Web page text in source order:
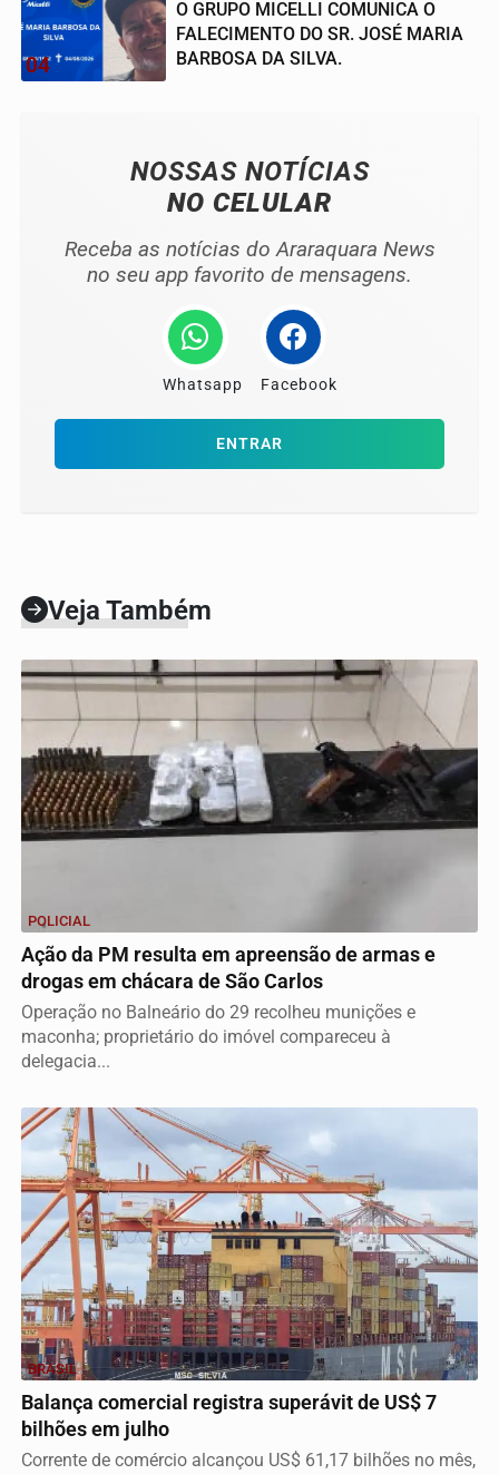
04
O GRUPO MICELLI COMUNICA O
FALECIMENTO DO SR. JOSÉ MARIA
BARBOSA DA SILVA.
NOSSAS NOTÍCIAS
NO CELULAR
Receba as notícias do Araraquara News
no seu app favorito de mensagens.
Whatsapp Facebook
ENTRAR
Veja Também
POLICIAL
Ação da PM resulta em apreensão de armas e
drogas em chácara de São Carlos
Operação no Balneário do 29 recolheu munições e
maconha; proprietário do imóvel compareceu à
delegacia...
BRASIL
Balança comercial registra superávit de US$ 7
bilhões em julho
Corrente de comércio alcançou US$ 61,17 bilhões no mês,